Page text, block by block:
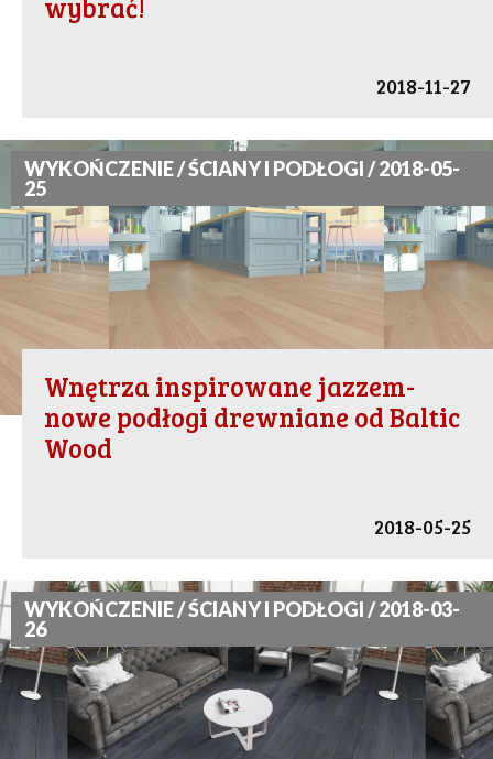
wybrać!
2018-11-27
WYKOŃCZENIE / ŚCIANY I PODŁOGI / 2018-05-
25
Wnętrza inspirowane jazzem-
nowe podłogi drewniane od Baltic
Wood
2018-05-25
WYKOŃCZENIE / ŚCIANY I PODŁOGI / 2018-03-
26